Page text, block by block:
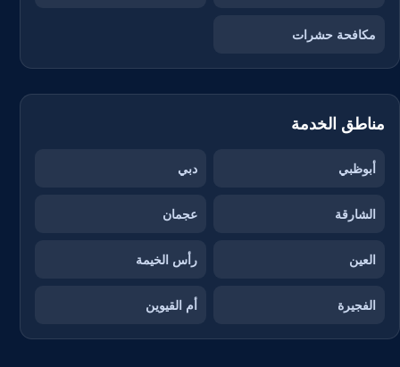
مكافحة حشرات
مناطق الخدمة
أبوظبي دبي
الشارقة عجمان
العين رأس الخيمة
الفجيرة أم القيوين